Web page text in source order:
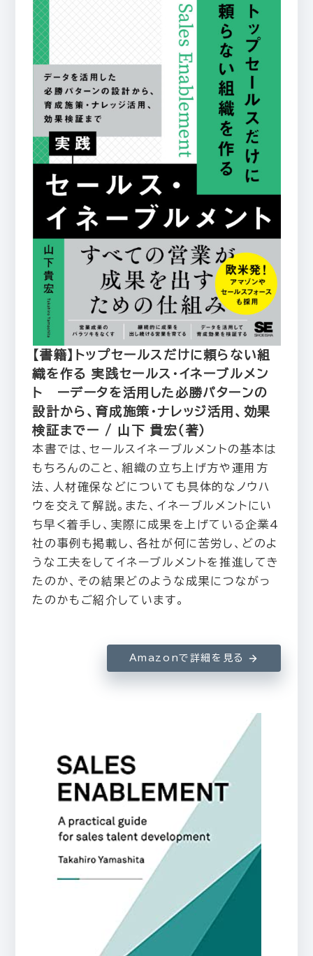
【書籍】トップセールスだけに頼らない組
織を作る 実践セールス・イネーブルメン
ト ーデータを活用した必勝パターンの
設計から、育成施策・ナレッジ活用、効果
検証までー / 山下 貴宏（著）
本書では、セールスイネーブルメントの基本は
もちろんのこと、組織の立ち上げ方や運用方
法、人材確保などについても具体的なノウハ
ウを交えて解説。また、イネーブルメントにい
ち早く着手し、実際に成果を上げている企業4
社の事例も掲載し、各社が何に苦労し、どのよ
うな工夫をしてイネーブルメントを推進してき
たのか、その結果どのような成果につながっ
たのかもご紹介しています。
Amazonで詳細を見る